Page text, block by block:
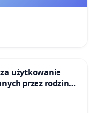
użytkowanie
przez rodzinne